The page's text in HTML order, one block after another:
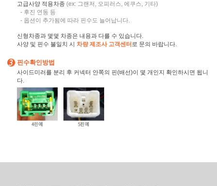
고급사양 적용차종 (ex: 그랜저, 오피러스, 에쿠스, 기타)
- 후진 연동 등
- 옵션이 추가됨에 따라 핀수도 늘어납니다.
신형차종과 몇몇 차종은 내용과 다를 수 있습니다.
사양 및 핀수 불일치 시 차량 제조사 고객센터 로 문의 바랍니다.
핀수확인방법
사이드미러를 분리 후 커넥터 안쪽의 핀(배선)이 몇 개인지 확인하시면 됩니
다.